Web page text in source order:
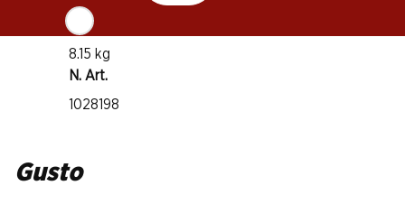
8–10 °C
Impronta di CO2
8.15 kg
N. Art.
1028198
Gusto